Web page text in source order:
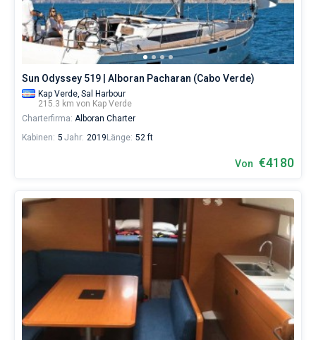
Verde.
Sie
können
eine
und
eine
(einen
Skipper/eine
den
Skipper
wählen,
Sun Odyssey 519 | Alboran Pacharan (Cabo Verde)
Kap Verde, Sal Harbour
215.3 km von Kap Verde
Charterfirma: Alboran Charter
Kabinen: 5 Jahr: 2019 Länge: 52 ft
Von €4180
Bareboat
Kapitan